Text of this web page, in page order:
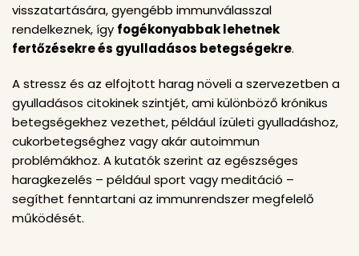
visszatartására, gyengébb immunválasszal
rendelkeznek, így fogékonyabbak lehetnek
fertőzésekre és gyulladásos betegségekre.
A stressz és az elfojtott harag növeli a szervezetben a
gyulladásos citokinek szintjét, ami különböző krónikus
betegségekhez vezethet, például ízületi gyulladáshoz,
cukorbetegséghez vagy akár autoimmun
problémákhoz. A kutatók szerint az egészséges
haragkezelés – például sport vagy meditáció –
segíthet fenntartani az immunrendszer megfelelő
működését.